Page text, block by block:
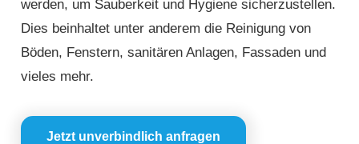
werden, um Sauberkeit und Hygiene sicherzustellen.
Dies beinhaltet unter anderem die Reinigung von
Böden, Fenstern, sanitären Anlagen, Fassaden und
vieles mehr.
Jetzt unverbindlich anfragen